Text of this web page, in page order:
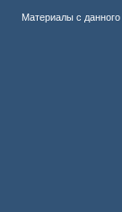
Материалы с